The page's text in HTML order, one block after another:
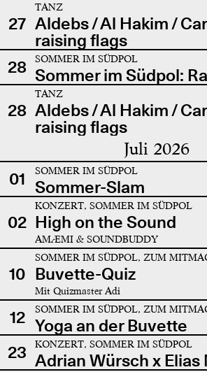
27
TANZ
Aldebs / Al Hakim /
raising flags
28
SOMMER IM SÜDPOL
Sommer im Südpol:
28
TANZ
Aldebs / Al Hakim /
raising flags
Juli 2026
01 SOMMER IM SÜDPOL
Sommer-Slam
02
KONZERT, SOMMER IM SÜDPOL
High on the Sound
AMÆMI & SOUNDBUDDY
10
SOMMER IM SÜDPOL, ZUM
Buvette-Quiz
Mit Quizmaster Adi
12 SOMMER IM SÜDPOL, ZUM
Yoga an der Buvette
23
KONZERT, SOMMER IM SÜDPOL
Adrian Würsch x Elias